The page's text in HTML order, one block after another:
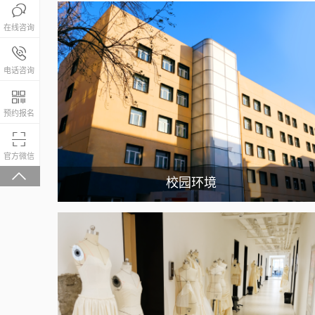
校园环境

在线咨询

电话咨询
报名咨询热线
4008-200-288

预约报名

官方微信 微信关注，回复“学校大礼包”有惊喜
